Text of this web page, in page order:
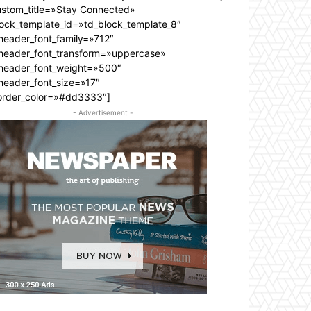
Connected»
- Advertisement -